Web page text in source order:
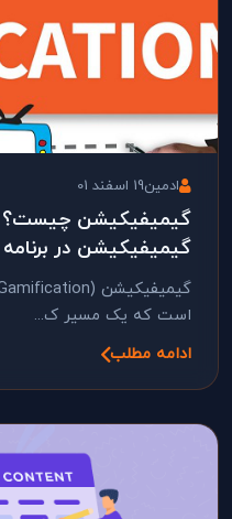
ادمین19 اسفند 01
گیمیفیکیشن چیست؟
گیمیفیکیشن در
است که یک مسیر ک...
ادامه مطلب